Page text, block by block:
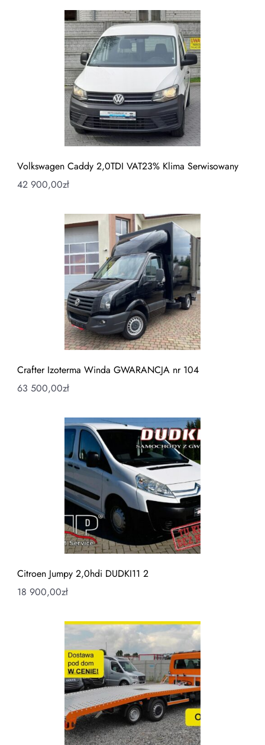
Volkswagen Caddy 2,0TDI VAT23% Klima Serwisowany
42 900,00zł
Crafter Izoterma Winda GWARANCJA nr 104
63 500,00zł
Citroen Jumpy 2,0hdi DUDKI11 2
18 900,00zł